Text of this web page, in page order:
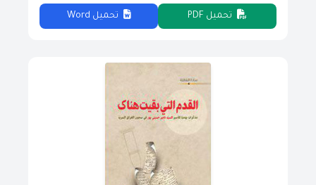
تحميل PDF تحميل Word